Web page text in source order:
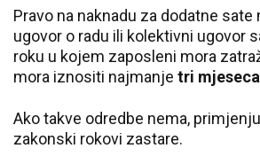
Pravo na naknadu za dodatne
ugovor o radu ili kolektivni ugovor
roku u kojem zaposleni mora
mora iznositi najmanje tri mjeseca
Ako takve odredbe nema,
zakonski rokovi zastare.